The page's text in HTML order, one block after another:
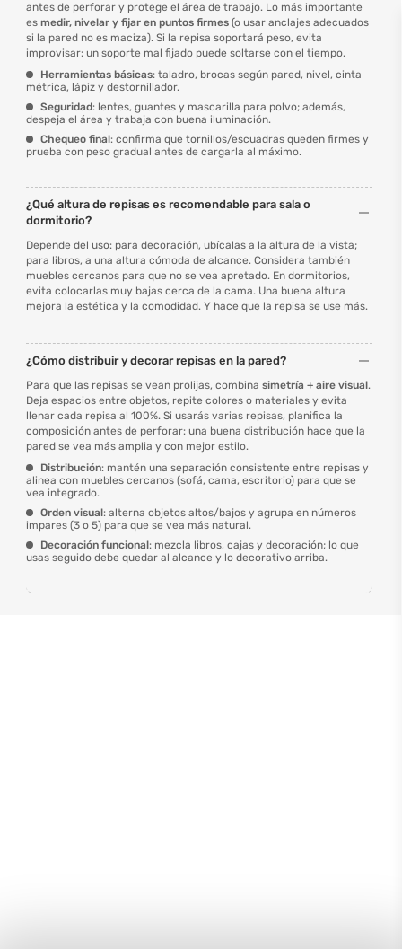
antes de perforar y protege el área de trabajo. Lo más importante
es medir, nivelar y fijar en puntos firmes(o usar anclajes adecuados
si la pared no es maciza). Si la repisa soportará peso, evita
improvisar: un soporte mal fijado puede soltarse con el tiempo.
Herramientas básicas: taladro, brocas según pared, nivel, cinta
métrica, lápiz y destornillador.
Seguridad: lentes, guantes y mascarilla para polvo; además,
despeja el área y trabaja con buena iluminación.
Chequeo final: confirma que tornillos/escuadras queden firmes y
prueba con peso gradual antes de cargarla al máximo.
¿Qué altura de repisas es recomendable para sala o
dormitorio?
Depende del uso: para decoración, ubícalas a la altura de la vista;
para libros, a una altura cómoda de alcance. Considera también
muebles cercanos para que no se vea apretado. En dormitorios,
evita colocarlas muy bajas cerca de la cama. Una buena altura
mejora la estética y la comodidad. Y hace que la repisa se use más.
¿Cómo distribuir y decorar repisas en la pared?
Para que las repisas se vean prolijas, combina simetría + aire visual.
Deja espacios entre objetos, repite colores o materiales y evita
llenar cada repisa al 100%. Si usarás varias repisas, planifica la
composición antes de perforar: una buena distribución hace que la
pared se vea más amplia y con mejor estilo.
Distribución: mantén una separación consistente entre repisas y
alinea con muebles cercanos (sofá, cama, escritorio) para que se
vea integrado.
Orden visual: alterna objetos altos/bajos y agrupa en números
impares (3 o 5) para que se vea más natural.
Decoración funcional: mezcla libros, cajas y decoración; lo que
usas seguido debe quedar al alcance y lo decorativo arriba.